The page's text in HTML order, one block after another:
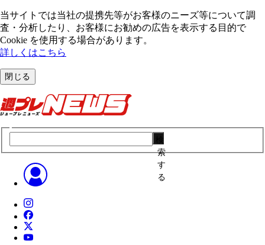
当サイトでは当社の提携先等がお客様のニーズ等について調
査・分析したり、お客様にお勧めの広告を表⽰する⽬的で
Cookie を使⽤する場合があります。
詳しくはこちら
閉じる
索
す
る